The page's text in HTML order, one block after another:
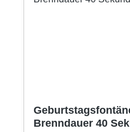
Brenndauer 40